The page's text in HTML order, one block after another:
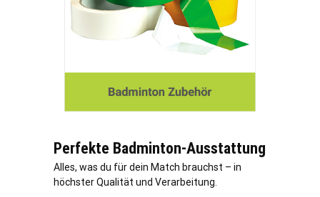
Perfekte Badminton-Ausstattung
Alles, was du für dein Match brauchst – in
höchster Qualität und Verarbeitung.